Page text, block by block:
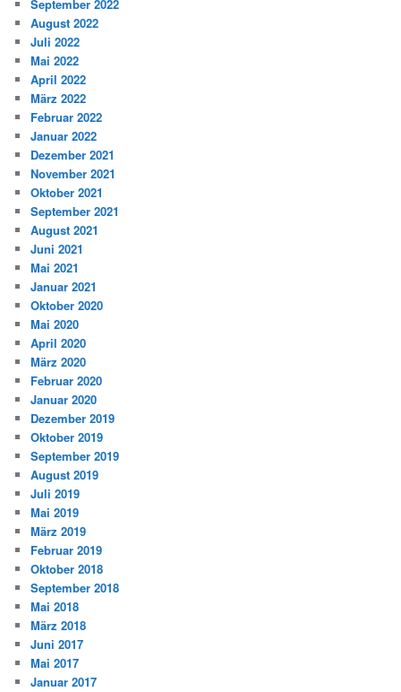
September 2022
August 2022
Juli 2022
Mai 2022
April 2022
März 2022
Februar 2022
Januar 2022
Dezember 2021
November 2021
Oktober 2021
September 2021
August 2021
Juni 2021
Mai 2021
Januar 2021
Oktober 2020
Mai 2020
April 2020
März 2020
Februar 2020
Januar 2020
Dezember 2019
Oktober 2019
September 2019
August 2019
Juli 2019
Mai 2019
März 2019
Februar 2019
Oktober 2018
September 2018
Mai 2018
März 2018
Juni 2017
Mai 2017
Januar 2017